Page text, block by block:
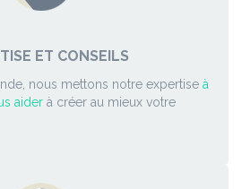
ET CONSEILS
nous mettons notre expertise à
aider à créer au mieux votre